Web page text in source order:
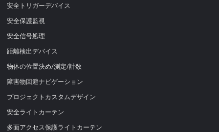
安全トリガーデバイス
安全保護監視
安全信号処理
距離検出デバイス
物体の位置決め/測定/計数
障害物回避ナビゲーション
プロジェクトカスタムデザイン
安全ライトカーテン
多面アクセス保護ライトカーテン